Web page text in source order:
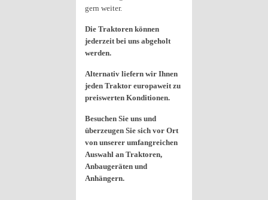
gern weiter.
Die Traktoren können
jederzeit bei uns abgeholt
werden.
Alternativ liefern wir Ihnen
jeden Traktor europaweit zu
preiswerten Konditionen.
Besuchen Sie uns und
überzeugen Sie sich vor Ort
von unserer umfangreichen
Auswahl an Traktoren,
Anbaugeräten und
Anhängern.